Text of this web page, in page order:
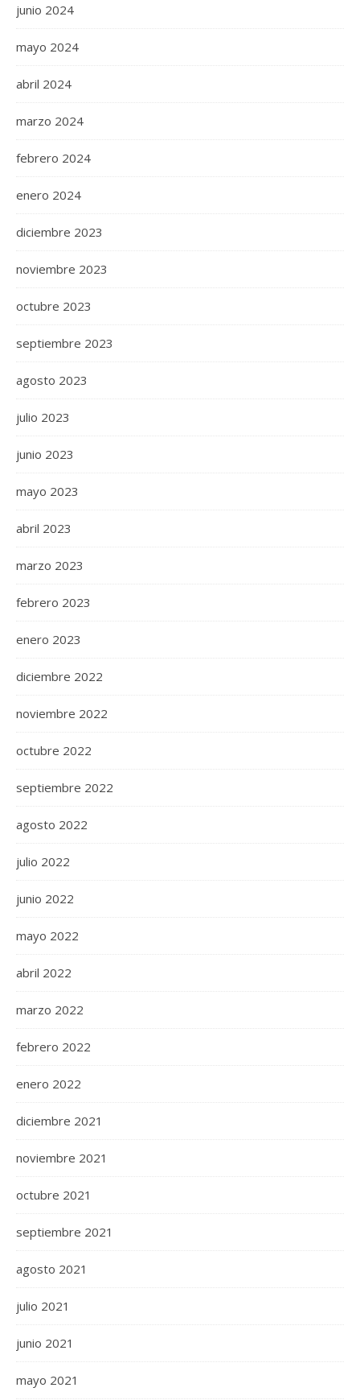
junio 2024
mayo 2024
abril 2024
marzo 2024
febrero 2024
enero 2024
diciembre 2023
noviembre 2023
octubre 2023
septiembre 2023
agosto 2023
julio 2023
junio 2023
mayo 2023
abril 2023
marzo 2023
febrero 2023
enero 2023
diciembre 2022
noviembre 2022
octubre 2022
septiembre 2022
agosto 2022
julio 2022
junio 2022
mayo 2022
abril 2022
marzo 2022
febrero 2022
enero 2022
diciembre 2021
noviembre 2021
octubre 2021
septiembre 2021
agosto 2021
julio 2021
junio 2021
mayo 2021